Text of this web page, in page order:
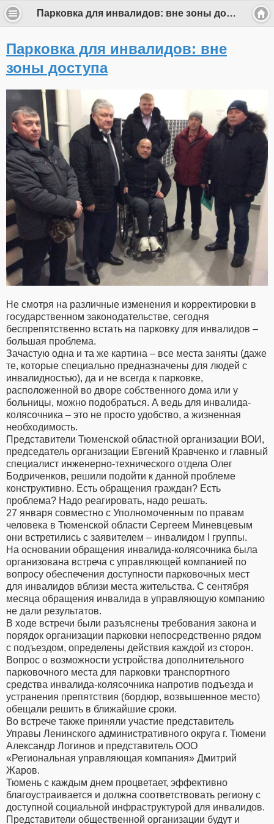
Парковка для инвалидов: вне зоны доступа
Парковка для инвалидов: вне
зоны доступа
Не смотря на различные изменения и корректировки в
государственном законодательстве, сегодня
беспрепятственно встать на парковку для инвалидов –
большая проблема.
Зачастую одна и та же картина – все места заняты (даже
те, которые специально предназначены для людей с
инвалидностью), да и не всегда к парковке,
расположенной во дворе собственного дома или у
больницы, можно подобраться. А ведь для инвалида-
колясочника – это не просто удобство, а жизненная
необходимость.
Представители Тюменской областной организации ВОИ,
председатель организации Евгений Кравченко и главный
специалист инженерно-технического отдела Олег
Бодриченков, решили подойти к данной проблеме
конструктивно. Есть обращения граждан? Есть
проблема? Надо реагировать, надо решать.
27 января совместно с Уполномоченным по правам
человека в Тюменской области Сергеем Миневцевым
они встретились с заявителем – инвалидом I группы.
На основании обращения инвалида-колясочника была
организована встреча с управляющей компанией по
вопросу обеспечения доступности парковочных мест
для инвалидов вблизи места жительства. С сентября
месяца обращения инвалида в управляющую компанию
не дали результатов.
В ходе встречи были разъяснены требования закона и
порядок организации парковки непосредственно рядом
с подъездом, определены действия каждой из сторон.
Вопрос о возможности устройства дополнительного
парковочного места для парковки транспортного
средства инвалида-колясочника напротив подъезда и
устранения препятствия (бордюр, возвышенное место)
обещали решить в ближайшие сроки.
Во встрече также приняли участие представитель
Управы Ленинского административного округа г. Тюмени
Александр Логинов и представитель ООО
«Региональная управляющая компания» Дмитрий
Жаров.
Тюмень с каждым днем процветает, эффективно
благоустраивается и должна соответствовать региону с
доступной социальной инфраструктурой для инвалидов.
Представители общественной организации будут и